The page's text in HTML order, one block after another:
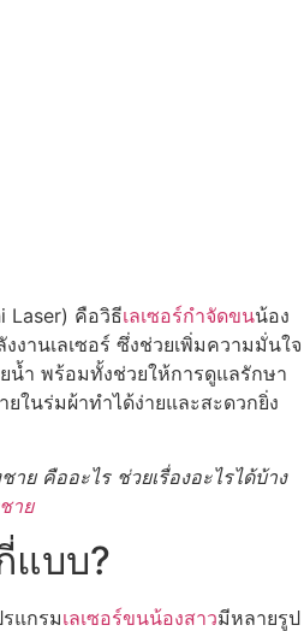
Laser) คือวิธีเลเซอร์กำจัดขนน้อง
งานเลเซอร์ ซึ่งช่วยเพิ่มความมั่นใจ
น้ำ พร้อมทั้งช่วยให้การดูแลรักษา
ในร่มผ้าทำได้ง่ายและสะดวกยิ่ง
ย คืออะไร ช่วยเรื่องอะไรได้บ้าง
าย
แบบ?
แกรมเลเซอร์ขนน้องสาวมีหลายรูป